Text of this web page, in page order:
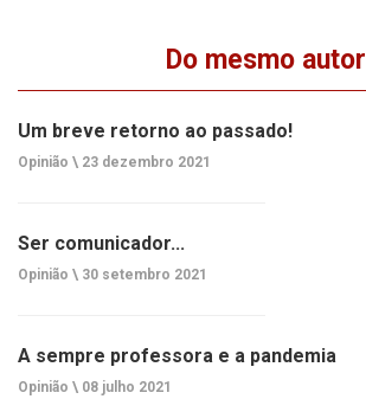
Do mesmo autor
Um breve retorno ao passado!
Opinião \ 23 dezembro 2021
Ser comunicador...
Opinião \ 30 setembro 2021
A sempre professora e a pandemia
Opinião \ 08 julho 2021